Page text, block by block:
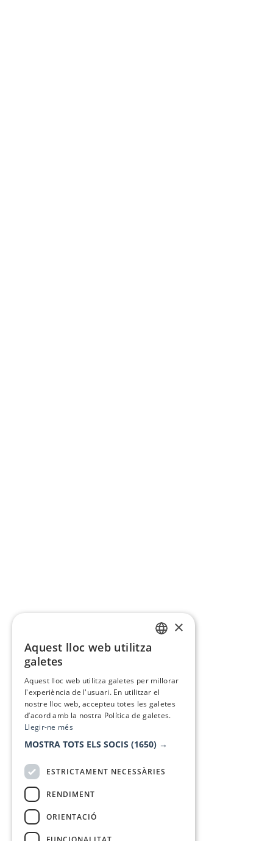
×
Aquest lloc web utilitza
galetes
Aquest lloc web utilitza galetes per millorar
l'experiència de l'usuari. En utilitzar el
nostre lloc web, accepteu totes les galetes
d’acord amb la nostra Política de galetes.
Llegir-ne més
MOSTRA TOTS ELS SOCIS (1650) →
ESTRICTAMENT NECESSÀRIES
RENDIMENT
ORIENTACIÓ